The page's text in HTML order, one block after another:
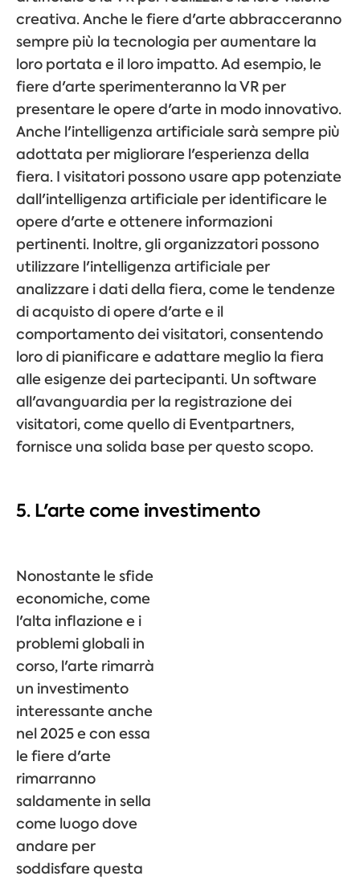
creativa. Anche le fiere d'arte abbracceranno
sempre più la tecnologia per aumentare la
loro portata e il loro impatto. Ad esempio, le
fiere d'arte sperimenteranno la VR per
presentare le opere d'arte in modo innovativo.
Anche l'intelligenza artificiale sarà sempre più
adottata per migliorare l'esperienza della
fiera. I visitatori possono usare app potenziate
dall'intelligenza artificiale per identificare le
opere d'arte e ottenere informazioni
pertinenti. Inoltre, gli organizzatori possono
utilizzare l'intelligenza artificiale per
analizzare i dati della fiera, come le tendenze
di acquisto di opere d'arte e il
comportamento dei visitatori, consentendo
loro di pianificare e adattare meglio la fiera
alle esigenze dei partecipanti. Un software
all'avanguardia per la registrazione dei
visitatori, come quello di Eventpartners,
fornisce una solida base per questo scopo.
5. L'arte come investimento
Nonostante le sfide
economiche, come
l'alta inflazione e i
problemi globali in
corso, l'arte rimarrà
un investimento
interessante anche
nel 2025 e con essa
le fiere d'arte
rimarranno
saldamente in sella
come luogo dove
andare per
soddisfare questa